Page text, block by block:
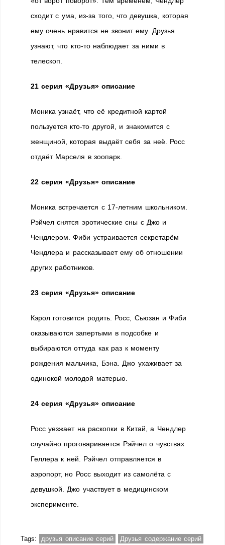
сходит с ума, из-за того, что девушка, которая
ему очень нравится не звонит ему. Друзья
узнают, что кто-то наблюдает за ними в
телескоп.
21 серия «Друзья» описание
Моника узнаёт, что её кредитной картой
пользуется кто-то другой, и знакомится с
женщиной, которая выдаёт себя за неё. Росс
отдаёт Марселя в зоопарк.
22 серия «Друзья» описание
Моника встречается с 17-летним школьником.
Рэйчел снятся эротические сны с Джо и
Чендлером. Фиби устраивается секретарём
Чендлера и рассказывает ему об отношении
других работников.
23 серия «Друзья» описание
Кэрол готовится родить. Росс, Сьюзан и Фиби
оказываются запертыми в подсобке и
выбираются оттуда как раз к моменту
рождения мальчика, Бэна. Джо ухаживает за
одинокой молодой матерью.
24 серия «Друзья» описание
Росс уезжает на раскопки в Китай, а Чендлер
случайно проговаривается Рэйчел о чувствах
Геллера к ней. Рэйчел отправляется в
аэропорт, но Росс выходит из самолёта с
девушкой. Джо участвует в медицинском
эксперименте.
Tags: друзья описание серий
Друзья содержание серий